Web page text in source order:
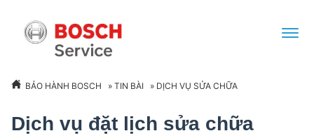
BẢO HÀNH BOSCH » TIN BÀI » DỊCH VỤ SỬA CHỮA
Dịch vụ đặt lịch sửa chữa